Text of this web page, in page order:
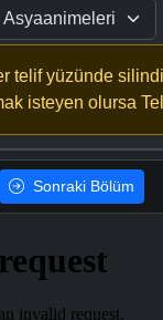
telif yüzünde
isteyen olursa
Sonraki Bölüm